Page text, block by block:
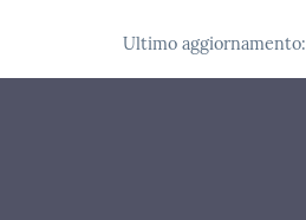
Ultimo aggiornamento: